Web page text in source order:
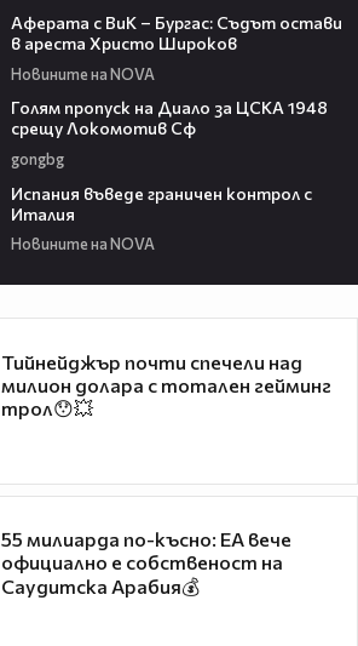
Аферата с ВиК – Бургас: Съдът остави
в ареста Христо Широков
Новините на NOVA
Голям пропуск на Диало за ЦСКА 1948
срещу Локомотив Сф
gongbg
Испания въведе граничен контрол с
Италия
Новините на NOVA
Тийнейджър почти спечели над
милион долара с тотален гейминг
трол😯💥
55 милиарда по-късно: EA вече
официално е собственост на
Саудитска Арабия💰